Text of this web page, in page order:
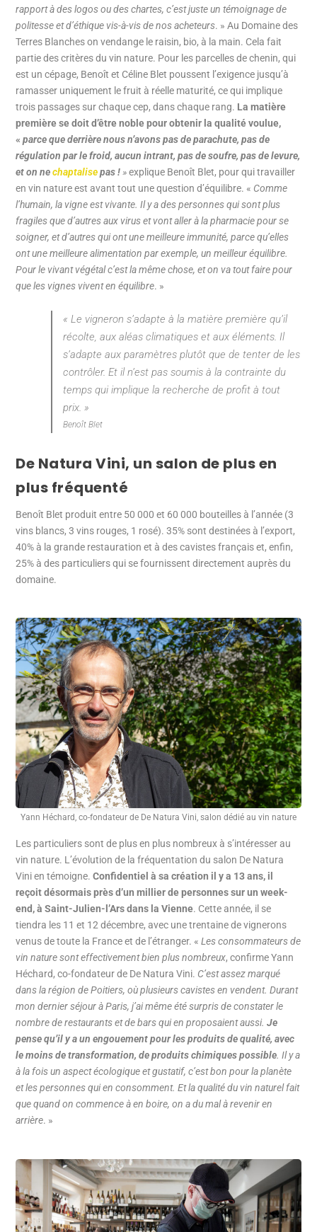
rapport à des logos ou des chartes, c’est juste un témoignage de
politesse et d’éthique vis-à-vis de nos acheteurs. » Au Domaine des
Terres Blanches on vendange le raisin, bio, à la main. Cela fait
partie des critères du vin nature. Pour les parcelles de chenin, qui
est un cépage, Benoît et Céline Blet poussent l’exigence jusqu’à
ramasser uniquement le fruit à réelle maturité, ce qui implique
trois passages sur chaque cep, dans chaque rang. La matière
première se doit d’être noble pour obtenir la qualité voulue,
«parce que derrière nous n’avons pas de parachute, pas de
régulation par le froid, aucun intrant, pas de soufre, pas de levure,
et on nechaptalisepas !»explique Benoît Blet, pour qui travailler
en vin nature est avant tout une question d’équilibre. « Comme
l’humain, la vigne est vivante. Il y a des personnes qui sont plus
fragiles que d’autres aux virus et vont aller à la pharmacie pour se
soigner, et d’autres qui ont une meilleure immunité, parce qu’elles
ont une meilleure alimentation par exemple, un meilleur équilibre.
Pour le vivant végétal c’est la même chose, et on va tout faire pour
que les vignes vivent en équilibre. »
« Le vigneron s’adapte à la matière première qu’il
récolte, aux aléas climatiques et aux éléments. Il
s’adapte aux paramètres plutôt que de tenter de les
contrôler. Et il n’est pas soumis à la contrainte du
temps qui implique la recherche de profit à tout
prix. »
Benoît Blet
De Natura Vini, un salon de plus en
plus fréquenté
Benoît Blet produit entre 50 000 et 60 000 bouteilles à l’année (3
vins blancs, 3 vins rouges, 1 rosé). 35% sont destinées à l’export,
40% à la grande restauration et à des cavistes français et, enfin,
25% à des particuliers qui se fournissent directement auprès du
domaine.
Yann Héchard, co-fondateur de De Natura Vini, salon dédié au vin nature
Les particuliers sont de plus en plus nombreux à s’intéresser au
vin nature. L’évolution de la fréquentation du salon De Natura
Vini en témoigne.Confidentiel à sa création il y a 13 ans, il
reçoit désormais près d’un millier de personnes sur un week-
end, à Saint-Julien-l’Ars dans la Vienne. Cette année, il se
tiendra les 11 et 12 décembre, avec une trentaine de vignerons
venus de toute la France et de l’étranger. «Les consommateurs de
vin nature sont effectivement bien plus nombreux, confirme Yann
Héchard, co-fondateur de De Natura Vini. C’est assez marqué
dans la région de Poitiers, où plusieurs cavistes en vendent. Durant
mon dernier séjour à Paris, j’ai même été surpris de constater le
nombre de restaurants et de bars qui en proposaient aussi.Je
pense qu’il y a un engouement pour les produits de qualité, avec
le moins de transformation, de produits chimiques possible. Il y a
à la fois un aspect écologique et gustatif, c’est bon pour la planète
et les personnes qui en consomment. Et la qualité du vin naturel fait
que quand on commence à en boire, on a du mal à revenir en
arrière. »